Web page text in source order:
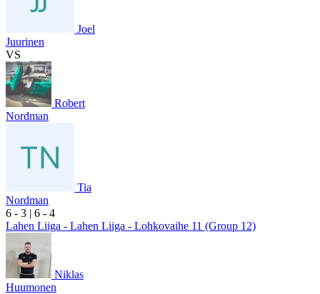
Joel
Juurinen
VS
Robert
Nordman
Tia
Nordman
6 - 3 | 6 - 4
Lahen Liiga - Lahen Liiga - Lohkovaihe 11 (Group 12)
Niklas
Huumonen